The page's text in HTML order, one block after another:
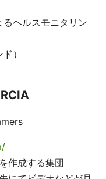
ヘルスモニタリン
）
作成する集団